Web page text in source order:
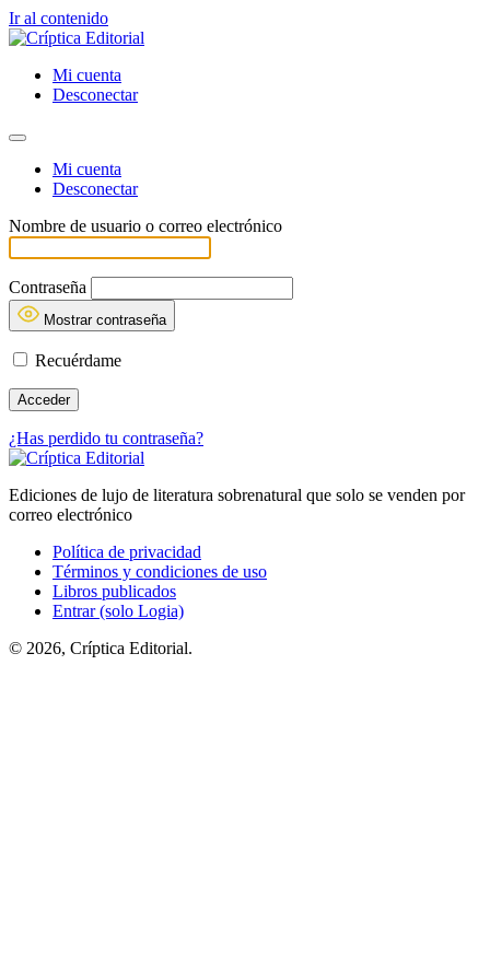
Ir al contenido
Mi cuenta
Desconectar
Mi cuenta
Desconectar
Nombre de usuario o correo electrónico
Contraseña
Mostrar contraseña
Recuérdame
¿Has perdido tu contraseña?
Ediciones de lujo de literatura sobrenatural que solo se venden por
correo electrónico
Política de privacidad
Términos y condiciones de uso
Libros publicados
Entrar (solo Logia)
© 2026, Críptica Editorial.